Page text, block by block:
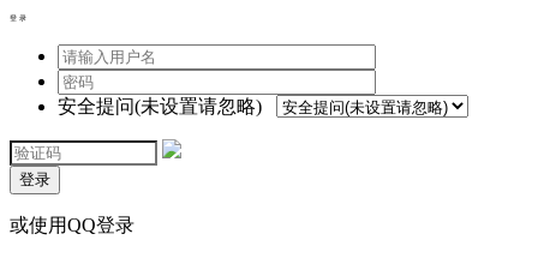
登录
安全提问(未设置请忽略)
登录
或使用QQ登录